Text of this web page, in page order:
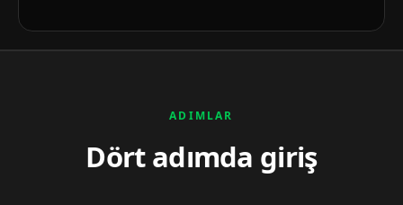
ADIMLAR
Dört adımda giriş